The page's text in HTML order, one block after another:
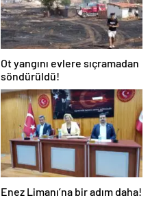
Ot yangını evlere sıçramadan
söndürüldü!
Enez Limanı’na bir adım daha!